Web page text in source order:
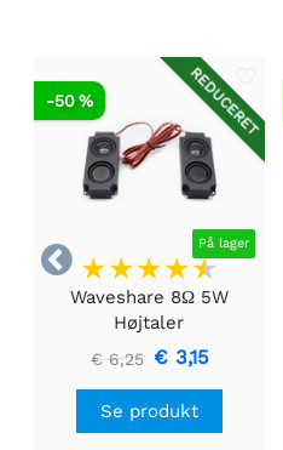

REDUCERET
På lager
-50 %
Waveshare 8Ω 5W
Højtaler
€ 6,25 € 3,15
Se produkt